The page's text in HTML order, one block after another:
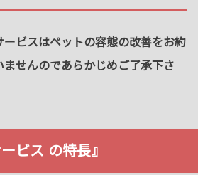
ービスはペットの容態の改善をお約
せんのであらかじめご了承下さ
ービス の特長』